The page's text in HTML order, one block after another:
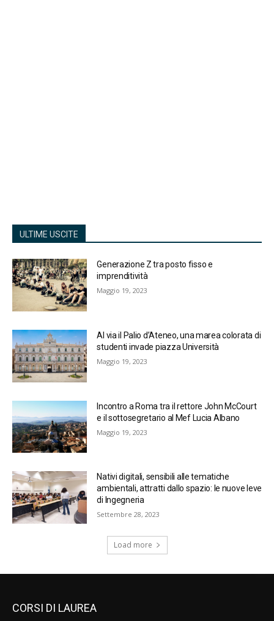
ULTIME USCITE
Generazione Z tra posto fisso e
imprenditività
Maggio 19, 2023
Al via il Palio d’Ateneo, una marea colorata di
studenti invade piazza Università
Maggio 19, 2023
Incontro a Roma tra il rettore John McCourt
e il sottosegretario al Mef Lucia Albano
Maggio 19, 2023
Nativi digitali, sensibili alle tematiche
ambientali, attratti dallo spazio: le nuove leve
di Ingegneria
Settembre 28, 2023
Load more
CORSI DI LAUREA